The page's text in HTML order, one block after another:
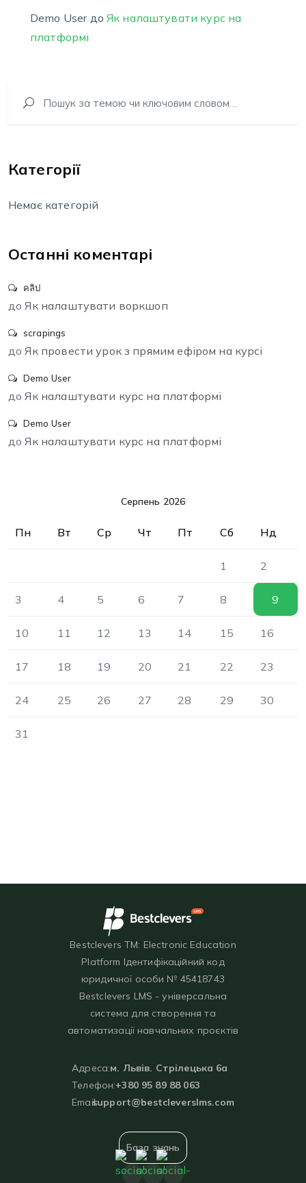
Demo Userдо Як налаштувати курс на
платформі
Категорії
Немає категорій
Останні коментарі
คลิป
доЯк налаштувати воркшоп
scrapings
доЯк провести урок з прямим ефіром на курсі
Demo User
доЯк налаштувати курс на платформі
Demo User
доЯк налаштувати курс на платформі
Серпень 2026
Пн Вт Ср Чт Пт Сб Нд
1 2
3 4 5 6 7 8 9
10 11 12 13 14 15 16
17 18 19 20 21 22 23
24 25 26 27 28 29 30
31
Bestclevers TM: Electronic Education
Platform Ідентифікаційний код
юридичної особи № 45418743
Bestclevers LMS - універсальна
система для створення та
автоматизації навчальних проєктів
Адреса:м. Львів. Стрілецька 6а
Телефон:+380 95 89 88 063
Email:support@bestcleverslms.com
База знань